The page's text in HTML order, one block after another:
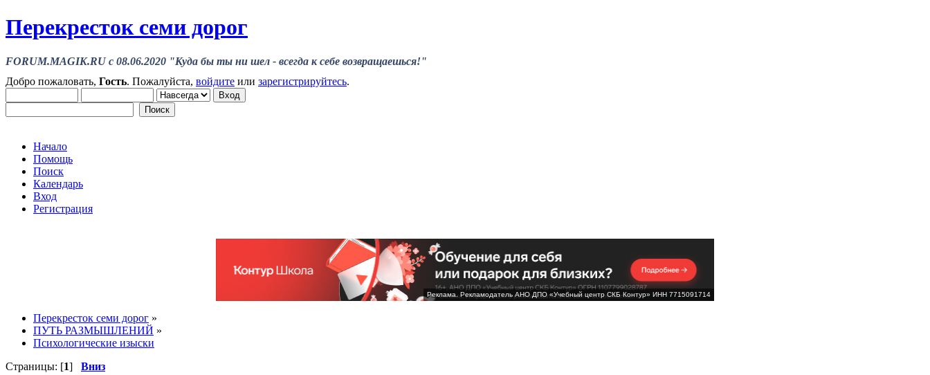
Перекресток семи дорог
FORUM.MAGIK.RU c 08.06.2020 "Куда бы ты ни шел - всегда к себе возвращаешься!"
Добро пожаловать, Гость. Пожалуйста, войдите или зарегистрируйтесь.
Начало
Помощь
Поиск
Календарь
Вход
Регистрация
Реклама. Рекламодатель АНО ДПО «Учебный центр СКБ Контур» ИНН 7715091714
Перекресток семи дорог »
ПУТЬ РАЗМЫШЛЕНИЙ »
Психологические изыски
Страницы: [1] Вниз